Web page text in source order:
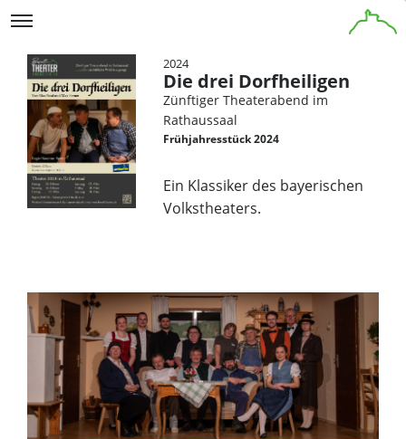
2024
Die drei Dorfheiligen
Zünftiger Theaterabend im
Rathaussaal
Frühjahresstück 2024
Ein Klassiker des bayerischen
Volkstheaters.